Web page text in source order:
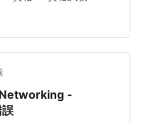
期で。 周りは期初で
って、意外と少し余
変わったし、何か始め
けておくか 自分も、ま
となく4月に受ける」
-